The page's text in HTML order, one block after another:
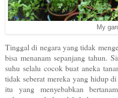
My
Tinggal di negara yang tidak
bisa menanam sepanjang tahun.
suhu selalu cocok buat aneka
tidak seberat mereka yang hidup
itu yang menyebabkan